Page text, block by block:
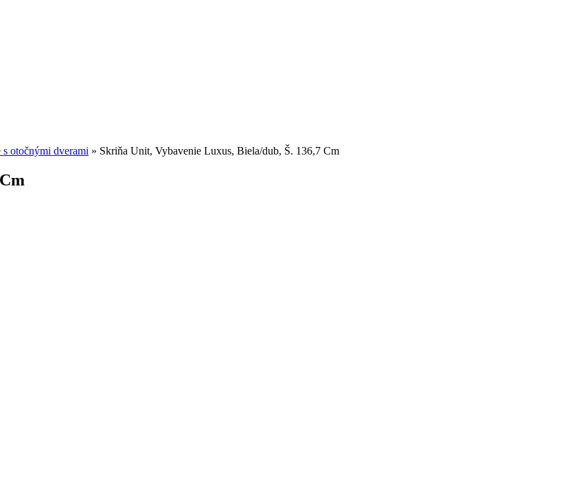
s otočnými dverami » Skriňa Unit, Vybavenie Luxus, Biela/dub, Š. 136,7 Cm